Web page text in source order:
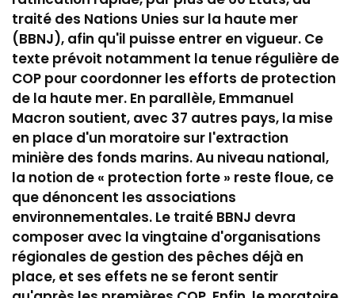
traité des Nations Unies sur la haute mer
(BBNJ), afin qu'il puisse entrer en vigueur. Ce
texte prévoit notamment la tenue régulière de
COP pour coordonner les efforts de protection
de la haute mer. En parallèle, Emmanuel
Macron soutient, avec 37 autres pays, la mise
en place d'un moratoire sur l'extraction
minière des fonds marins. Au niveau national,
la notion de « protection forte » reste floue, ce
que dénoncent les associations
environnementales. Le traité BBNJ devra
composer avec la vingtaine d'organisations
régionales de gestion des pêches déjà en
place, et ses effets ne se feront sentir